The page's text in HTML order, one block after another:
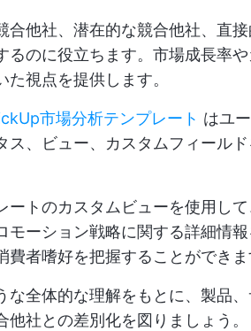
合他社、潜在的な競合他社、直
るのに役立ちます。市場成長率
た視点を提供します。
市場分析テンプレート はユ
ス、ビュー、カスタムフィール
ートのカスタムビューを使用し
モーション戦略に関する詳細情
費者嗜好を把握することができま
な全体的な理解をもとに、製品
他社との差別化を図りましょう。